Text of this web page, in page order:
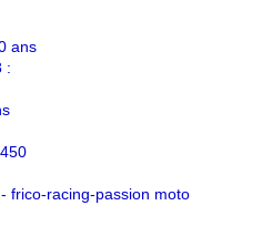
ans
:
frico-racing-passion moto